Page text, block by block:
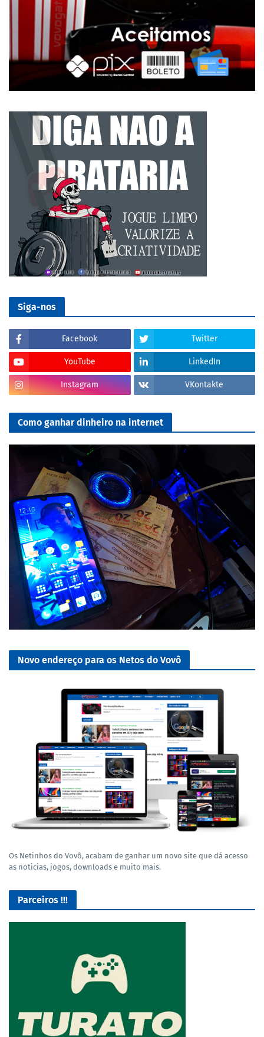
Siga-nos
Facebook Twitter
YouTube LinkedIn
Instagram VKontakte
Como ganhar dinheiro na internet
Novo endereço para os Netos do Vovô
Os Netinhos do Vovô, acabam de ganhar um novo site que dá acesso
as noticias, jogos, downloads e muito mais.
Parceiros !!!
O Melhor lugar para adquirir seus mods para o Euro Truck